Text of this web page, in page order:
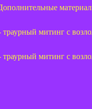
траурный митинг с
траурный митинг с